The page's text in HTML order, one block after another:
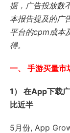
据，广告投放数
本报告提及的广
平台的cpm成本
得。
一、 手游买量市
1） 在App下载
比近半
5月份, App